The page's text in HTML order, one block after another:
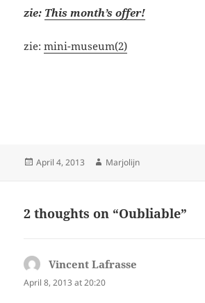
zie: This month’s offer!
zie:mini-museum(2)
Posted
April 4, 2013 Author
Marjolijn
2 thoughts on “Oubliable”
Vincent Lafrasse
April 8, 2013 at 20:20